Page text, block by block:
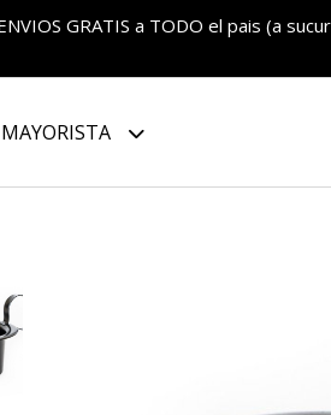
GRATIS a TODO el pais (a